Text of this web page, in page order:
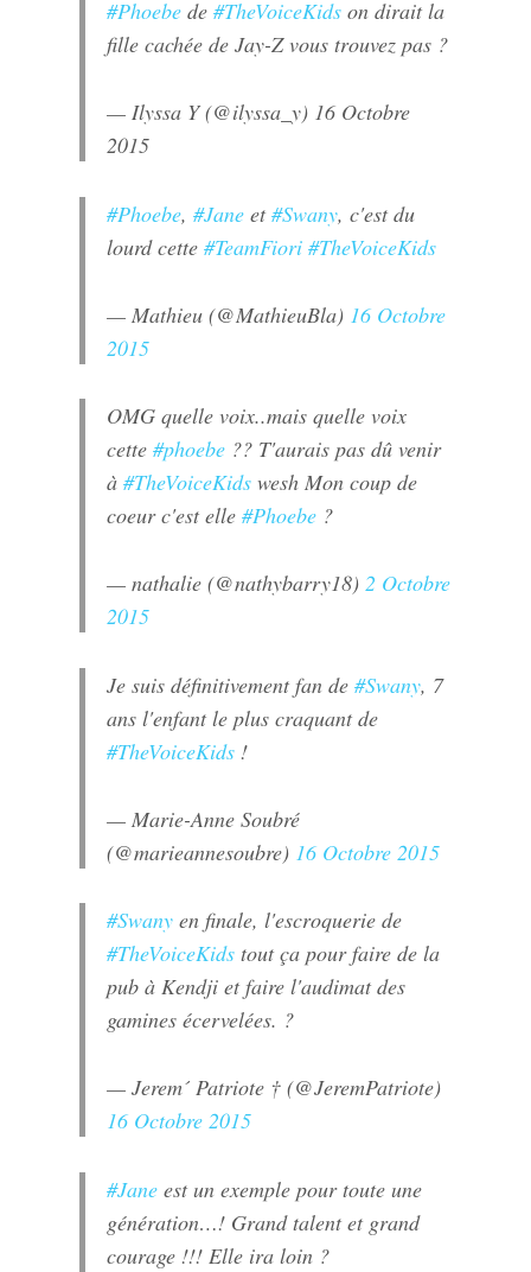
#Phoebe de#TheVoiceKids on dirait la
fille cachée de Jay-Z vous trouvez pas ?
— Ilyssa Y (@ilyssa_y) 16 Octobre
2015
#Phoebe,#Jane et#Swany, c'est du
lourd cette#TeamFiori #TheVoiceKids
— Mathieu (@MathieuBla) 16 Octobre
2015
OMG quelle voix..mais quelle voix
cette#phoebe ?? T'aurais pas dû venir
à#TheVoiceKids wesh Mon coup de
coeur c'est elle#Phoebe ?
— nathalie (@nathybarry18)2 Octobre
2015
Je suis définitivement fan de#Swany, 7
ans l'enfant le plus craquant de
#TheVoiceKids !
— Marie-Anne Soubré
(@marieannesoubre) 16 Octobre 2015
#Swany en finale, l'escroquerie de
#TheVoiceKids tout ça pour faire de la
pub à Kendji et faire l'audimat des
gamines écervelées. ?
— Jerem´ Patriote † (@JeremPatriote)
16 Octobre 2015
#Jane est un exemple pour toute une
génération…! Grand talent et grand
courage !!! Elle ira loin ?